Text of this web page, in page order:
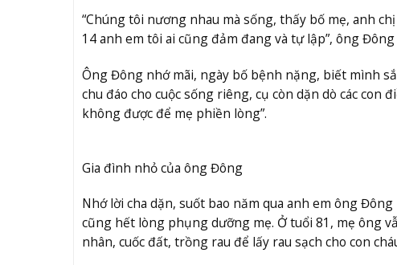
“Chúng tôi nương nhau mà sống, thấy bố mẹ, anh
14 anh em tôi ai cũng đảm đang và tự lập”, ông Đông
Ông Đông nhớ mãi, ngày bố bệnh nặng, biết mình
chu đáo cho cuộc sống riêng, cụ còn dặn dò các con
không được để mẹ phiền lòng”.
Gia đình nhỏ của ông Đông
Nhớ lời cha dặn, suốt bao năm qua anh em ông
cũng hết lòng phụng dưỡng mẹ. Ở tuổi 81, mẹ ông
nhân, cuốc đất, trồng rau để lấy rau sạch cho con